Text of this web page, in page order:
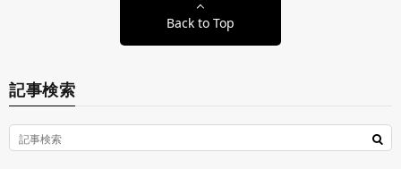
Back to Top
記事検索